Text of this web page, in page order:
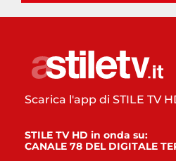
Scarica l'app di STILE TV
STILE TV HD in onda su:
CANALE 78 DEL DIGITALE